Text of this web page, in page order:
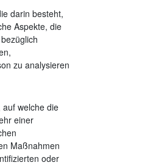
darin besteht,
Aspekte, die
zu analysieren
welche die
einer
Maßnahmen
oder